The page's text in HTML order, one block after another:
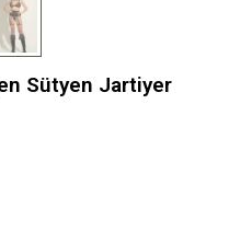
Sütyen Jartiyer